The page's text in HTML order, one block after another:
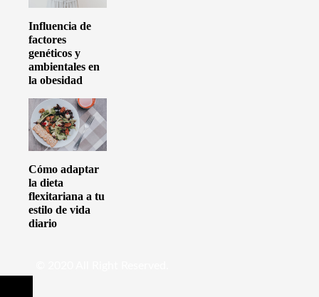
Influencia de
factores
genéticos y
ambientales en
la obesidad
Cómo adaptar
la dieta
flexitariana a tu
estilo de vida
diario